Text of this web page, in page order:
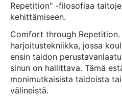
Repetition" -filosofiaa
kehittämiseen.
Comfort through
harjoitustekniikka, jossa
ensin taidon
sinun on hallittava. Tämä
monimutkaisista taidoista
välineistä.